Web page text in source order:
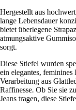
Hergestellt aus
lange Lebensdauer
bietet überlegene
atmungsaktive
sorgt.
Diese Stiefel wurden
ein elegantes,
Verarbeitung aus
Raffinesse. Ob Sie sie
Jeans tragen, diese